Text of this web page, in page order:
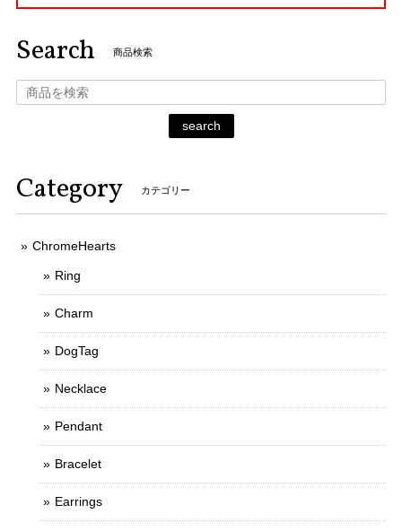
Search 商品検索
search
Category カテゴリー
ChromeHearts
Ring
Charm
DogTag
Necklace
Pendant
Bracelet
Earrings